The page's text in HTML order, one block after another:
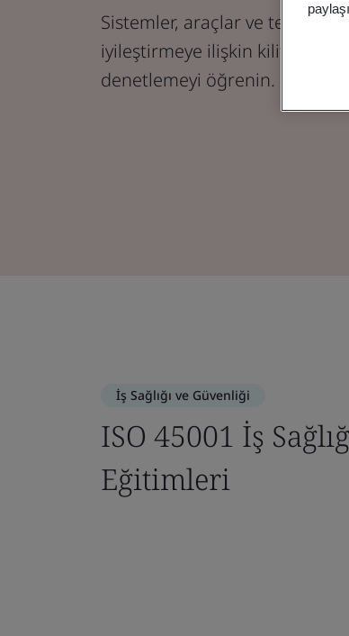
Sistemler, araçlar ve teknikleri
iyileştirmeye ilişkin kilit ISO
denetlemeyi öğrenin.
İş Sağlığı ve Güvenliği
ISO 45001 İş
Eğitimleri